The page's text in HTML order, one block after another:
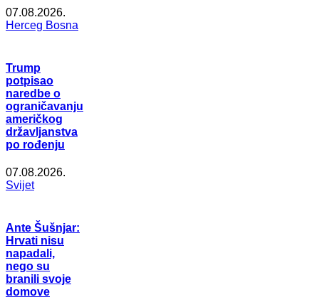
07.08.2026.
Herceg Bosna
Trump
potpisao
naredbe o
ograničavanju
američkog
državljanstva
po rođenju
07.08.2026.
Svijet
Ante Šušnjar:
Hrvati nisu
napadali,
nego su
branili svoje
domove